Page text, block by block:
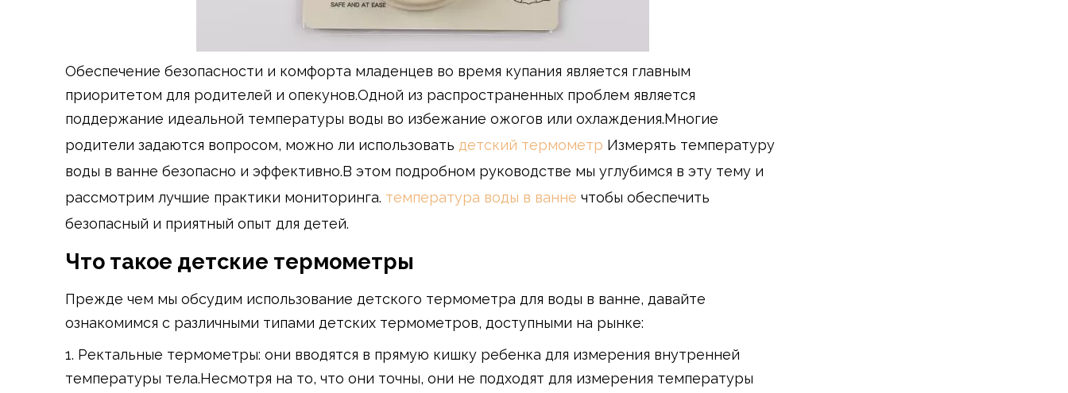
Обеспечение безопасности и комфорта младенцев во время купания является главным
приоритетом для родителей и опекунов.Одной из распространенных проблем является
поддержание идеальной температуры воды во избежание ожогов или охлаждения.Многие
родители задаются вопросом, можно ли использовать детский термометр Измерять температуру
воды в ванне безопасно и эффективно.В этом подробном руководстве мы углубимся в эту тему и
рассмотрим лучшие практики мониторинга. температура воды в ванне чтобы обеспечить
безопасный и приятный опыт для детей.
Что такое детские термометры
Прежде чем мы обсудим использование детского термометра для воды в ванне, давайте
ознакомимся с различными типами детских термометров, доступными на рынке:
1. Ректальные термометры: они вводятся в прямую кишку ребенка для измерения внутренней
температуры тела.Несмотря на то, что они точны, они не подходят для измерения температуры